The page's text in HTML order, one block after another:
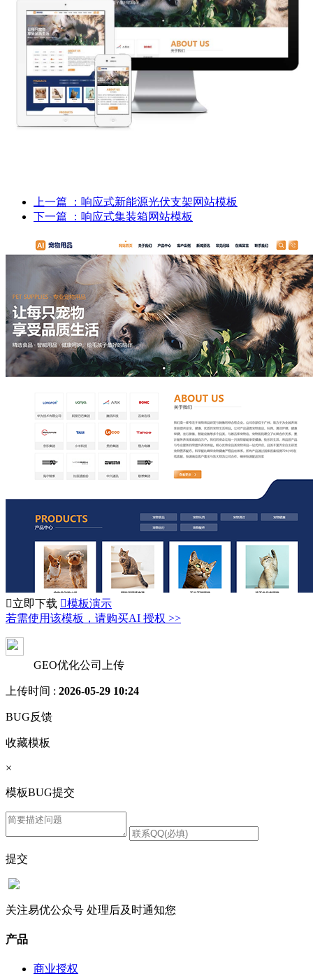
上一篇
：响应式新能源光伏支架网站模板
下一篇
：响应式集装箱网站模板
立即下载 模板演示
若需使用该模板，请购买AI 授权 >>
GEO优化公司上传
上传时间 : 2026-05-29 10:24
BUG反馈
收藏模板
×
模板BUG提交
提交
关注易优公众号 处理后及时通知您
产品
商业授权